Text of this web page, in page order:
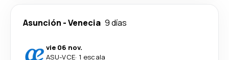
Asunción -Venecia 9 días
vie 06 nov.
ASU-VCE· 1 escala